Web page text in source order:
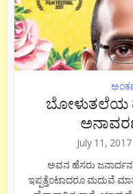
ಬೋಳುತಲೆಯ
July 11, 2017
ಅವನ ಹೆಸರು ಜನಾರ್ದನ,
ಇಪ್ಪತ್ತೆಂಟಾದರೂ ಮದುವೆ